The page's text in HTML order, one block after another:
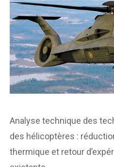
Analyse technique des
des hélicoptères :
thermique et retour